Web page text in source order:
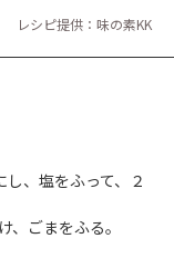
レシピ提供：味の素KK
し、塩をふって、２
、ごまをふる。